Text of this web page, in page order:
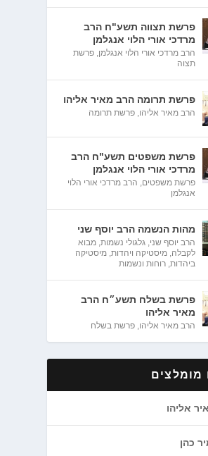
פרשת תצווה תשע"ח הרב
מרדכי אורי הלוי אנגלמן
הרב מרדכי אורי הלוי אנגלמן,פרשת
תצוה
פרשת תרומה הרב מאיר אליהו
הרב מאיר אליהו,פרשת תרומה
פרשת משפטים תשע"ח הרב
מרדכי אורי הלוי אנגלמן
פרשת משפטים, הרב מרדכי אורי הלוי
אנגלמן
מהות הנשמה הרב יוסף שני
הרב יוסף שני,גלגולי נשמות,מבוא
לקבלה,מיסטיקה ויהדות,מיסטיקה
ביהדות,רוחות ונשמות
פרשת בשלח תשע״ח הרב
מאיר אליהו
הרב מאיר אליהו,פרשת בשלח
מומלצים
אליהו
כהן